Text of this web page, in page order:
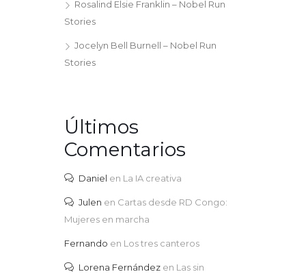
Rosalind Elsie Franklin – Nobel Run
Stories
Jocelyn Bell Burnell – Nobel Run
Stories
Últimos
Comentarios
Daniel en La IA creativa
Julen en Cartas desde RD Congo:
Mujeres en marcha
Fernando en Los tres canteros
Lorena Fernández en Las sin